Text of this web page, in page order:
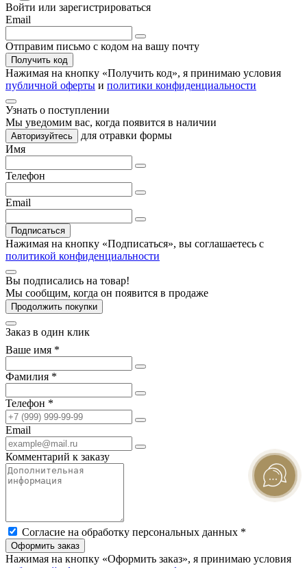
Войти или зарегистрироваться
Email
Отправим письмо с кодом на вашу почту
Получить код
Нажимая на кнопку «Получить код», я принимаю условия
публичной оферты и политики конфиденциальности
Узнать о поступлении
Мы уведомим вас, когда появится в наличии
Авторизуйтесь
для отравки формы
Имя
Телефон
Email
Подписаться
Нажимая на кнопку «Подписаться», вы соглашаетесь с
политикой конфиденциальности
Вы подписались на товар!
Мы сообщим, когда он появится в продаже
Продолжить покупки
Заказ в один клик
Ваше имя *
Фамилия *
Телефон *
Email
Комментарий к заказу
Согласие на обработку персональных данных *
Оформить заказ
Нажимая на кнопку «Оформить заказ», я принимаю условия